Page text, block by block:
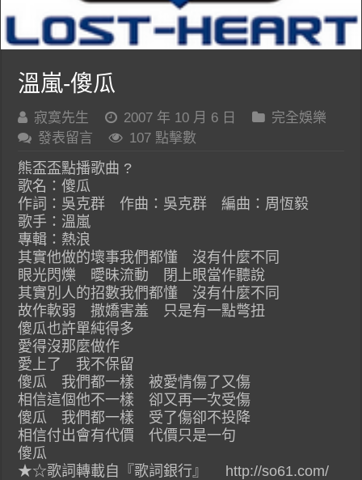
溫嵐-傻瓜
寂寞先生 2007 年 10 月 6 日
完全娛樂
發表留言
107 點擊數
熊盃盃點播歌曲 ?
歌名：傻瓜
作詞：吳克群 作曲：吳克群 編曲：周恆毅
歌手：溫嵐
專輯：熱浪
其實他做的壞事我們都懂 沒有什麼不同
眼光閃爍 曖昧流動 閉上眼當作聽說
其實別人的招數我們都懂 沒有什麼不同
故作軟弱 撒嬌害羞 只是有一點彆扭
傻瓜也許單純得多
愛得沒那麼做作
愛上了 我不保留
傻瓜 我們都一樣 被愛情傷了又傷
相信這個他不一樣 卻又再一次受傷
傻瓜 我們都一樣 受了傷卻不投降
相信付出會有代價 代價只是一句
傻瓜
★☆歌詞轉載自『歌詞銀行』 http://so61.com/